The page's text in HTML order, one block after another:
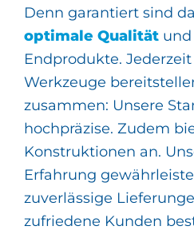
Denn garantiert sind
optimale Qualität
Endprodukte.
Werkzeuge
zusammen: Unsere
hochpräzise. Zudem
Konstruktionen an.
Erfahrung
zuverlässige
zufriedene Kunden